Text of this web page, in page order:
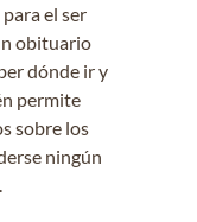
el ser
obituario
dónde ir y
permite
sobre los
ningún